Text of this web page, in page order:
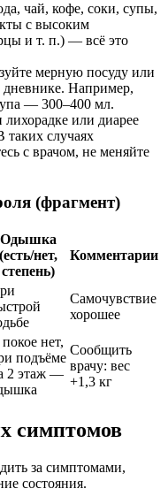
чай, кофе, соки, супы,
с высоким
и т. п.) — всё это
мерную посуду или
Например,
— 300–400 мл.
лихорадке или диарее
таких случаях
с врачом, не меняйте
(фрагмент)
Одышка
(есть/нет,
степень)
Комментарии
Самочувствие
хорошее
нет,
подъёме
2 этаж —
Сообщить
врачу: вес
+1,3 кг
симптомов
за симптомами,
состояния.